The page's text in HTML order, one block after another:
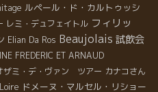
ルペール・ド・カルトゥッシ
レミ・デュフェイトル フィリッ
Elian Da Ros Beaujolais 試飲会
FREDERIC ET ARNAUD
ザミ・デ・ヴァン ツアー カナコさん
ドメーヌ・マルセル・リショー